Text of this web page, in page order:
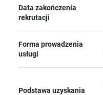
Data zakończenia
rekrutacji
Forma prowadzenia
usługi
Podstawa uzyskania